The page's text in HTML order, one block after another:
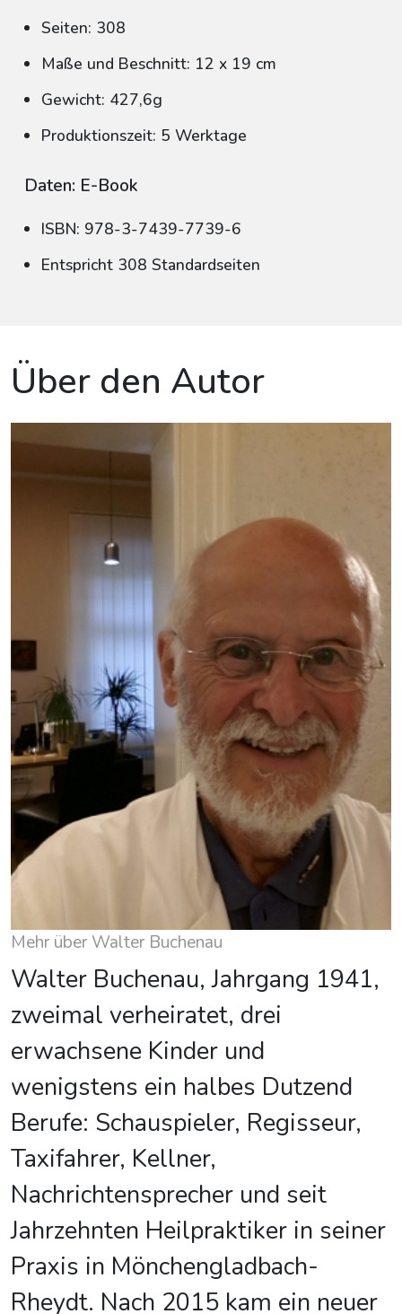
Seiten: 308
Maße und Beschnitt: 12 x 19 cm
Gewicht: 427,6g
Produktionszeit: 5 Werktage
Daten: E-Book
ISBN: 978-3-7439-7739-6
Entspricht 308 Standardseiten
Über den Autor
Mehr über Walter Buchenau
Walter Buchenau, Jahrgang 1941,
zweimal verheiratet, drei
erwachsene Kinder und
wenigstens ein halbes Dutzend
Berufe: Schauspieler, Regisseur,
Taxifahrer, Kellner,
Nachrichtensprecher und seit
Jahrzehnten Heilpraktiker in seiner
Praxis in Mönchengladbach-
Rheydt. Nach 2015 kam ein neuer